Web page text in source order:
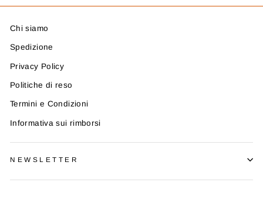
Chi siamo
Spedizione
Privacy Policy
Politiche di reso
Termini e Condizioni
Informativa sui rimborsi
NEWSLETTER